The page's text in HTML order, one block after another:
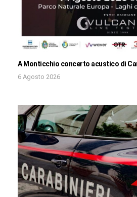
A Monticchio concerto acustico di
6 Agosto 2026